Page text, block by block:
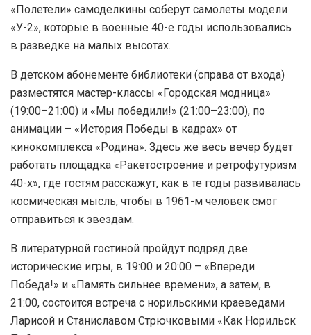
«Полетели» самоделкины соберут самолеты модели
«У-2», которые в военные 40-е годы использовались
в разведке на малых высотах.
В детском абонементе библиотеки (справа от входа)
разместятся мастер-классы «Городская модница»
(19:00–21:00) и «Мы победили!» (21:00–23:00), по
анимации – «История Победы в кадрах» от
кинокомплекса «Родина». Здесь же весь вечер будет
работать площадка «Ракетостроение и ретрофутуризм
40-х», где гостям расскажут, как в те годы развивалась
космическая мысль, чтобы в 1961-м человек смог
отправиться к звездам.
В литературной гостиной пройдут подряд две
исторические игры, в 19:00 и 20:00 – «Впереди
Победа!» и «Память сильнее времени», а затем, в
21:00, состоится встреча с норильскими краеведами
Ларисой и Станиславом Стрючковыми «Как Норильск